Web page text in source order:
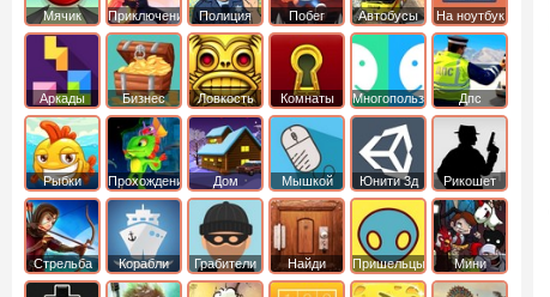
Мячик Приключения Полиция Побег Автобусы На ноутбук
Аркады
Бизнес
симуляторы
Ловкость Комнаты Многопользовательские
Дпс
Рыбки Прохождение Дом Мышкой Юнити 3д Рикошет
Cтрельба
из лука
Корабли Грабители
Найди
выход
Пришельцы Мини